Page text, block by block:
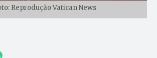
Reprodução Vatican News